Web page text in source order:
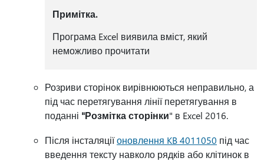
Примітка.
Програма Excel виявила вміст, який
неможливо прочитати
Розриви сторінок вирівнюються неправильно, а
під час перетягування лінії перетягування в
поданні "Розмітка сторінки" в Excel 2016.
Після інсталяціїоновлення KB 4011050 під час
введення тексту навколо рядків або клітинок в